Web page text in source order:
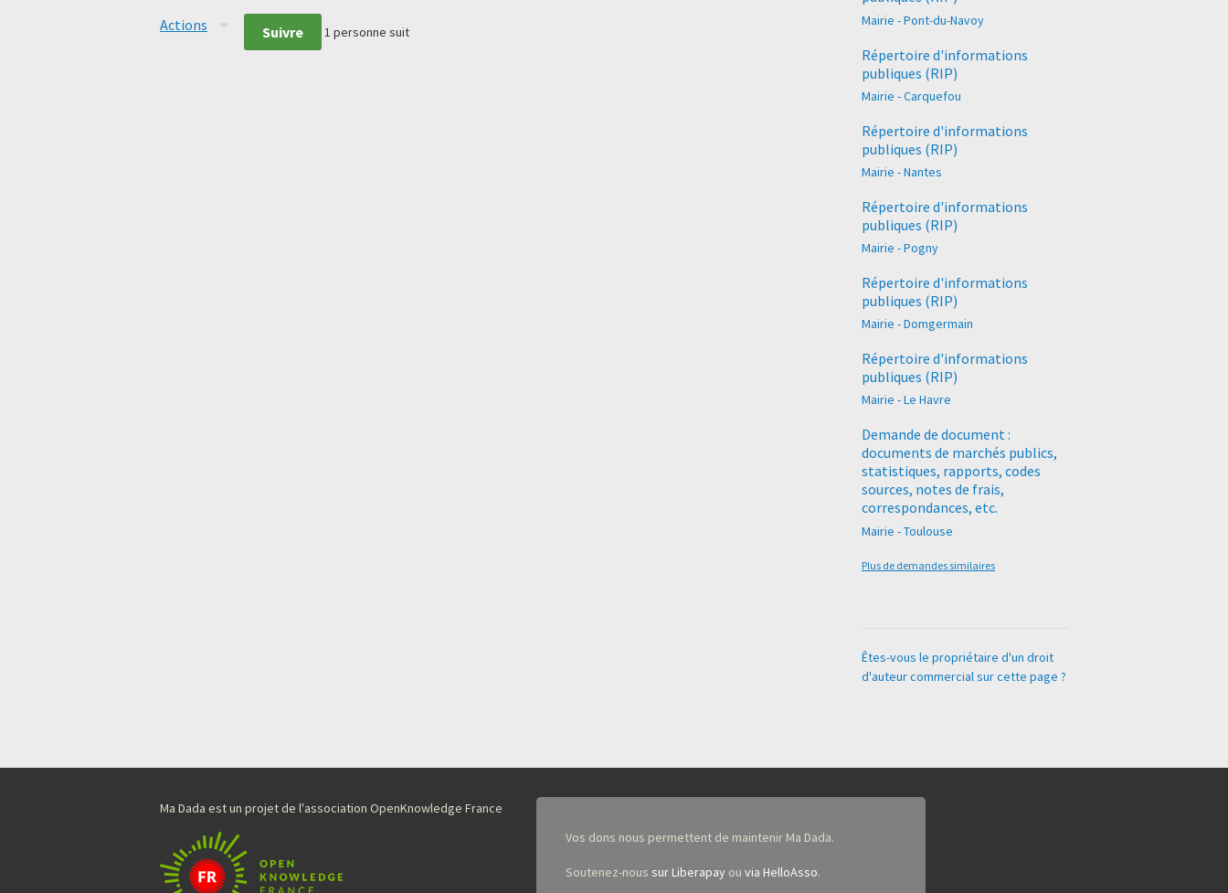
Actions Suivre 1 personne suit
Mairie - Pont-du-Navoy
Répertoire d'informations
publiques (RIP)
Mairie - Carquefou
Répertoire d'informations
publiques (RIP)
Mairie - Nantes
Répertoire d'informations
publiques (RIP)
Mairie - Pogny
Répertoire d'informations
publiques (RIP)
Mairie - Domgermain
Répertoire d'informations
publiques (RIP)
Mairie - Le Havre
Demande de document :
documents de marchés publics,
statistiques, rapports, codes
sources, notes de frais,
correspondances, etc.
Mairie - Toulouse
Plus de demandes similaires
Êtes-vous le propriétaire d'un droit
d'auteur commercial sur cette page ?
Ma Dada est un projet de l'association OpenKnowledge France
Vos dons nous permettent de maintenir Ma Dada.
Soutenez-nous sur Liberapayou via HelloAsso.